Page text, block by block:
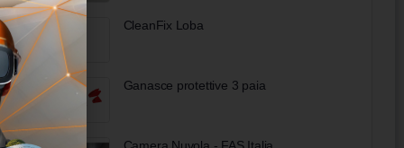
CleanFix Loba
Ganasce protettive 3 paia